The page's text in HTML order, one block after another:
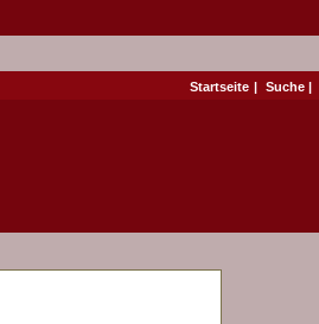
Startseite | Suche |